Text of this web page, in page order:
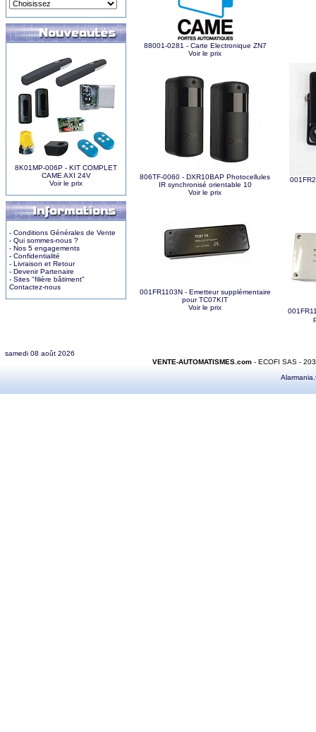
8K01MP-006P - KIT COMPLET
CAME AXI 24V
Voir le prix
- Conditions Générales de Vente
- Qui sommes-nous ?
- Nos 5 engagements
- Confidentialité
- Livraison et Retour
- Devenir Partenaire
- Sites "filière bâtiment"
Contactez-nous
88001-0281 - Carte Electronique ZN7
Voir le prix
806TF-0060 - DXR10BAP Photocellules
IR synchronisé orientable 10
Voir le prix
001FR1103N - Emetteur supplémentaire
pour TC07KIT
Voir le prix
samedi 08 août 2026
VENTE-AUTOMATISMES.com- ECOFI SAS -